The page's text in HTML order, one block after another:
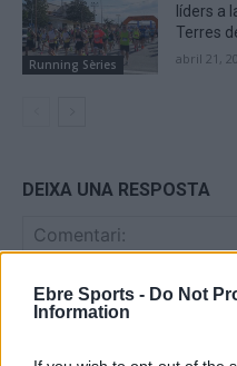
Ebre Sports - Do Not
Information
Running Sèries
líders a
Terres
abril 21,
DEIXA UNA RESPOSTA